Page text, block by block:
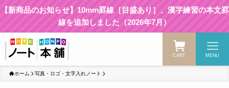
【新商品のお知らせ】10mm罫線［目盛あり］、漢字練習の本文罫
線を追加しました（2026年7月）
CART MENU
ホーム 写真・ロゴ・文字入れノート